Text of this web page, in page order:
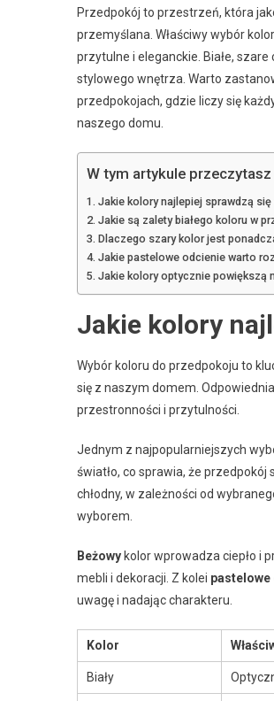
Przedpokój to przestrzeń, która
przemyślana. Właściwy wybór
przytulne i eleganckie. Białe,
stylowego wnętrza. Warto
przedpokojach, gdzie liczy się
naszego domu.
W tym artykule przeczytasz
Jakie kolory najlepiej sprawdzą się
Jakie są zalety białego koloru w
Dlaczego szary kolor jest
Jakie pastelowe odcienie warto
Jakie kolory optycznie powiększą
Jakie kolory
Wybór koloru do przedpokoju to
się z naszym domem.
przestronności i przytulności.
Jednym z najpopularniejszych
światło, co sprawia, że przedpokój
chłodny, w zależności od
wyborem.
Beżowy kolor wprowadza ciepło i
mebli i dekoracji. Z kolei
uwagę i nadając charakteru.
Kolor
Biały